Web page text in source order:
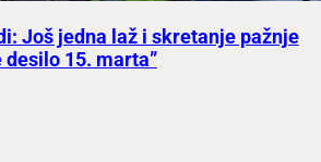
Još jedna laž i skretanje pažnje
desilo 15. marta”